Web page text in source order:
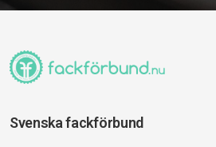
Svenska fackförbund